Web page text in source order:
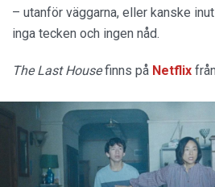
– utanför väggarna, eller kanske
inga tecken och ingen nåd.
The Last Housefinns på Netflix